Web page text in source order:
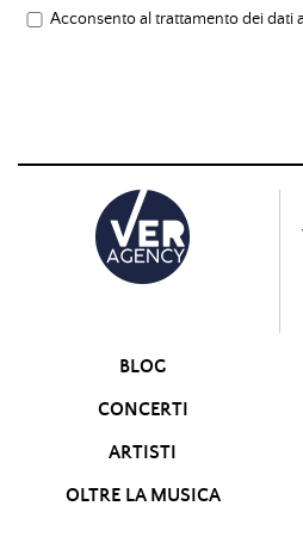
Acconsento al trattamento dei dati
BLOG
CONCERTI
ARTISTI
OLTRE LA MUSICA